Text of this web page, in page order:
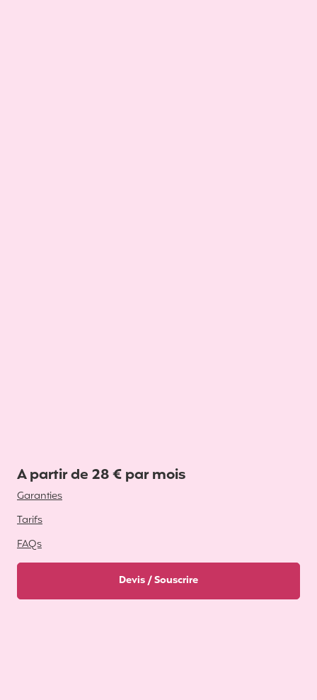
A partir de 28 € par mois
Garanties
Tarifs
FAQs
Devis / Souscrire